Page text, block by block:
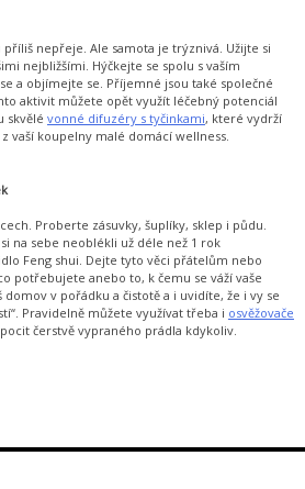
nepřeje. Ale samota je trýznivá. Užijte si
nejbližšími. Hýčkejte se spolu s vaším
a objímejte se. Příjemné jsou také společné
aktivit můžete opět využít léčebný potenciál
skvělé vonné difuzéry s tyčinkami, které vydrží
vaší koupelny malé domácí wellness.
Proberte zásuvky, šuplíky, sklep i půdu.
na sebe neoblékli už déle než 1 rok
Feng shui. Dejte tyto věci přátelům nebo
potřebujete anebo to, k čemu se váží vaše
v pořádku a čistotě a i uvidíte, že i vy se
Pravidelně můžete využívat třeba i osvěžovače
čerstvě vypraného prádla kdykoliv.